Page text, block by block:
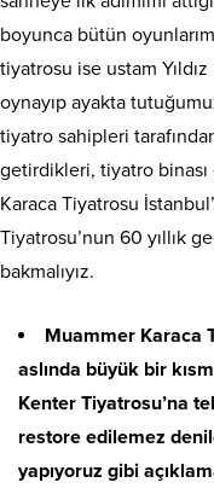
boyunca bütün
tiyatrosu ise ustam
oynayıp ayakta
tiyatro sahipleri
getirdikleri, tiyatro
Karaca Tiyatrosu
Tiyatrosu’nun 60 yıllık
bakmalıyız.
Muammer Karaca
aslında büyük bir
Kenter Tiyatrosu’na
restore edilemez
yapıyoruz gibi